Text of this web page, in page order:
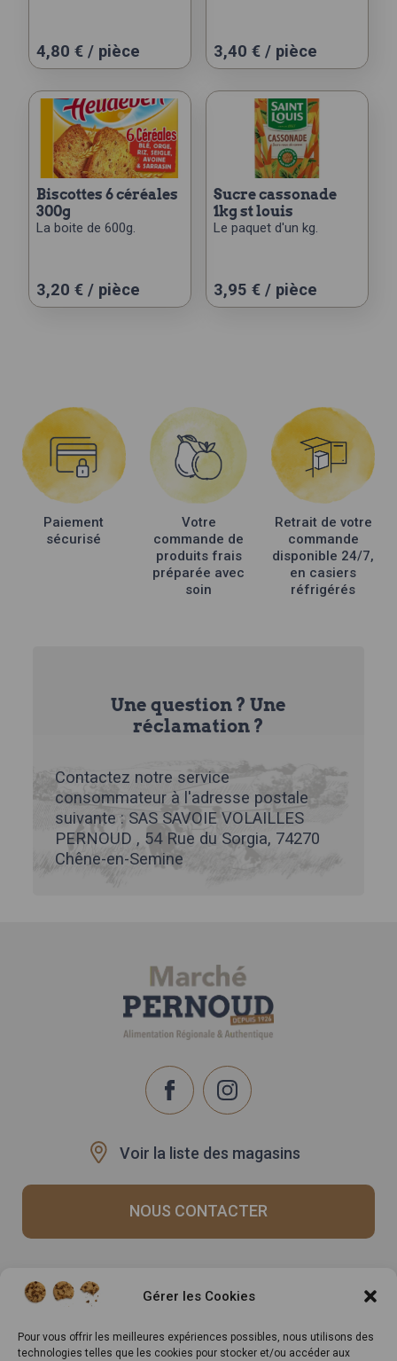
Gérer les Cookies
Pour vous offrir les meilleures expériences possibles, nous utilisons des
technologies telles que les cookies pour stocker et/ou accéder aux
4,80 € / pièce 3,40 € / pièce
biscottes 6 céréales
300g
La boite de 600g.
3,20 € / pièce
sucre cassonade
1kg st louis
Le paquet d'un kg.
3,95 € / pièce
Paiement
sécurisé
Votre
commande de
produits frais
préparée avec
soin
Retrait de votre
commande
disponible 24/7,
en casiers
réfrigérés
Une question ? Une
réclamation ?
Contactez notre service
consommateur à l'adresse postale
suivante : SAS SAVOIE VOLAILLES
PERNOUD , 54 Rue du Sorgia, 74270
Chêne-en-Semine
Voir la liste des magasins
NOUS CONTACTER
Recrutement
Rappels produits
Inscrivez-vous à notre